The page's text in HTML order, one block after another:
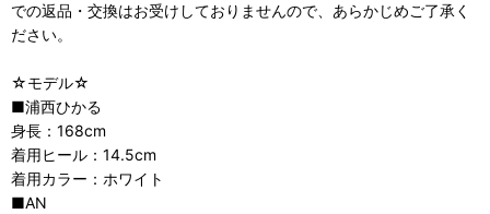
での返品・交換はお受けしておりませんので、あらかじめご了承く
ださい。
☆モデル☆
■浦西ひかる
身長：168cm
着用ヒール：14.5cm
着用カラー：ホワイト
■AN